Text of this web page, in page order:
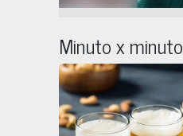
Minuto x minuto